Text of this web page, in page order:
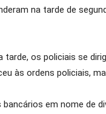
na tarde de
os policiais se
às ordens policiais,
em nome de